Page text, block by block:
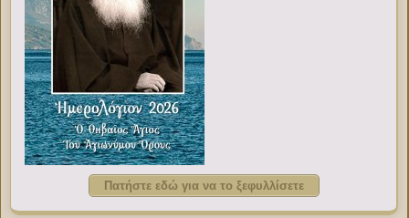
Πατήστε εδώ για να το ξεφυλλίσετε